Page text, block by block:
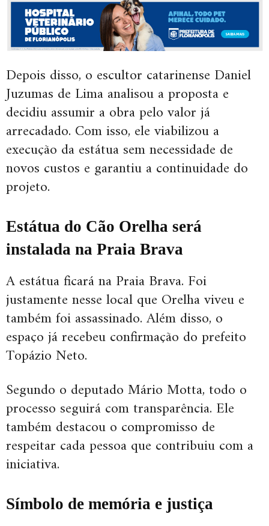
Depois disso, o escultor catarinense Daniel
Juzumas de Lima analisou a proposta e
decidiu assumir a obra pelo valor já
arrecadado. Com isso, ele viabilizou a
execução da estátua sem necessidade de
novos custos e garantiu a continuidade do
projeto.
Estátua do Cão Orelha será
instalada na Praia Brava
A estátua ficará na Praia Brava. Foi
justamente nesse local que Orelha viveu e
também foi assassinado. Além disso, o
espaço já recebeu confirmação do prefeito
Topázio Neto.
Segundo o deputado Mário Motta, todo o
processo seguirá com transparência. Ele
também destacou o compromisso de
respeitar cada pessoa que contribuiu com a
iniciativa.
Símbolo de memória e justiça